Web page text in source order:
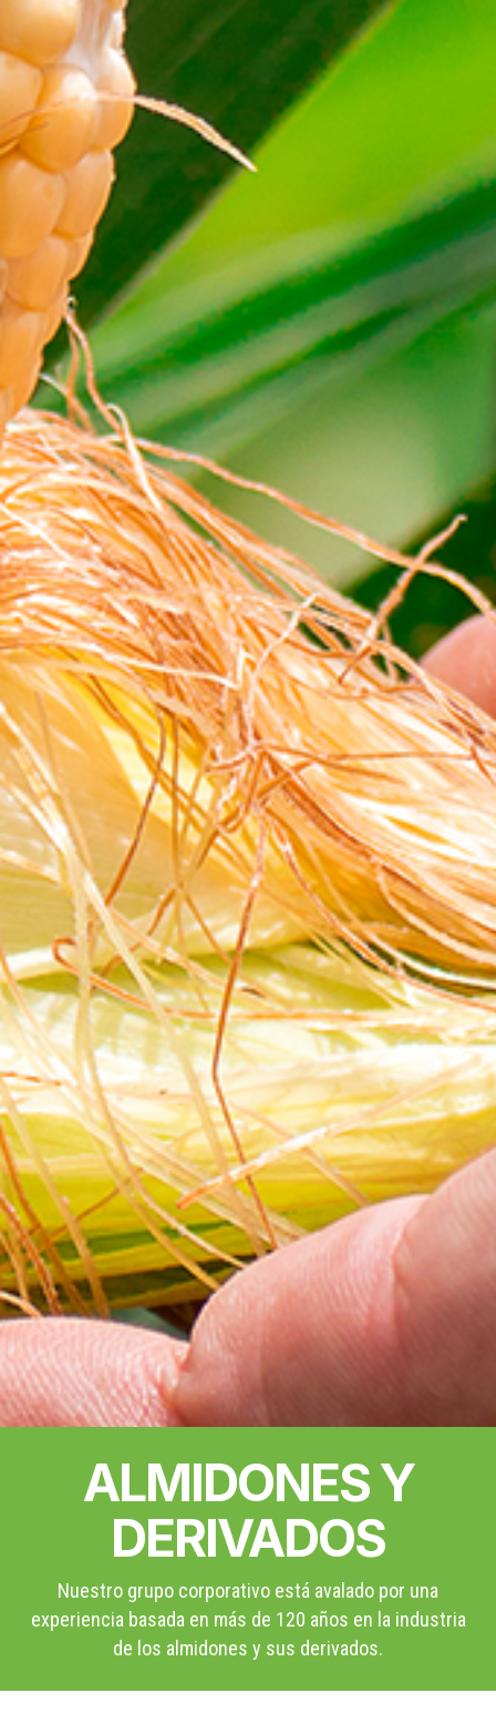
ALMIDONES Y
DERIVADOS
Nuestro grupo corporativo está avalado por una
experiencia basada en más de 120 años en la industria
de los almidones y sus derivados.